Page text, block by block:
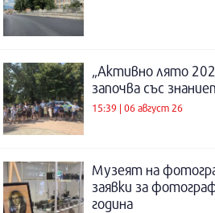
„Активно лято
започва със
15:39 | 06 август 26
Музеят на
заявки за
година